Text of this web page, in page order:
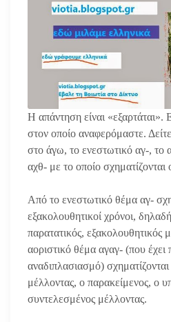
Η απάντηση είναι «εξαρτάται».
στον οποίο αναφερόμαστε.
στο άγω, το ενεστωτικό αγ-, το
αχθ- με το οποίο σχηματίζονται
Από το ενεστωτικό θέμα αγ-
εξακολουθητικοί χρόνοι,
παρατατικός, εξακολουθητικός
αοριστικό θέμα αγαγ- (που έχει
αναδιπλασιασμό)
μέλλοντας, ο παρακείμενος, ο
συντελεσμένος μέλλοντας.